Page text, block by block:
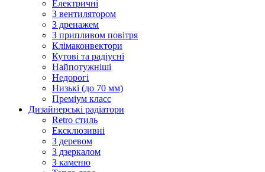
Електричні
З вентилятором
З дренажем
З припливом повітря
Клімаконвектори
Кутові та радіусні
Найпотужніші
Недорогі
Низькі (до 70 мм)
Преміум класс
Дизайнерські радіатори
Retro стиль
Ексклюзивні
З деревом
З дзеркалом
З каменю